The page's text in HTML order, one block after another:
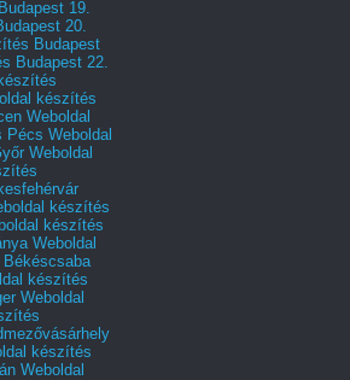
19.
20.
Budapest
Budapest 22.
készítés
Weboldal
Pécs Weboldal
Weboldal
készítés
készítés
Weboldal
készítés
Weboldal
készítés
Weboldal